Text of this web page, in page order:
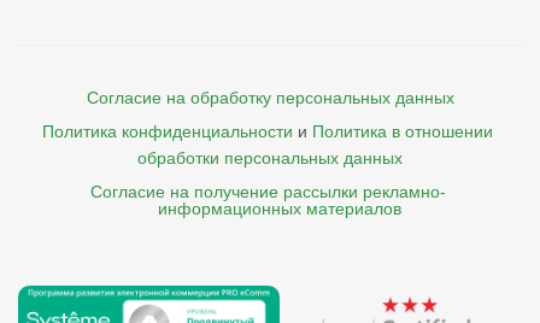
Согласие на обработку персональных данных
Политика конфиденциальности и Политика в отношении
обработки персональных данных
Согласие на получение рассылки рекламно-
    информационных материалов